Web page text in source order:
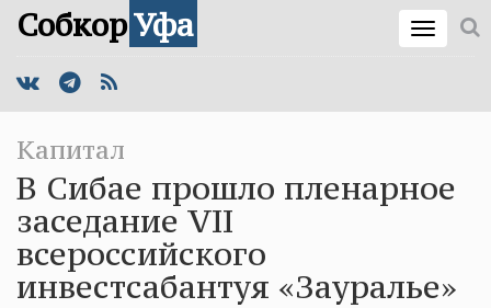
СобкорУфа
Капитал
В Сибае прошло пленарное
заседание VII
всероссийского
инвестсабантуя «Зауралье»